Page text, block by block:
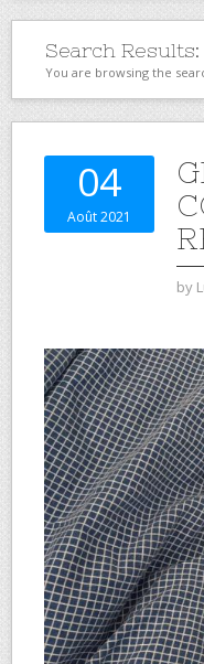
Search Results:
You are browsing the
04
Août 2021
by